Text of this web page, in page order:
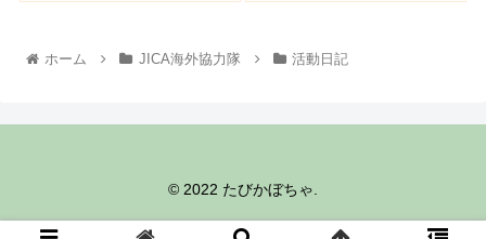
ホーム JICA海外協力隊 活動日記
© 2022 たびかぼちゃ.